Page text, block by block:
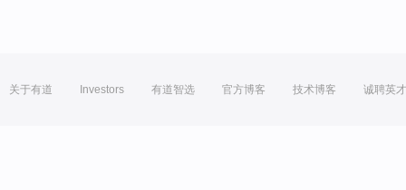
关于有道 Investors 有道智选 官方博客 技术博客 诚聘英才